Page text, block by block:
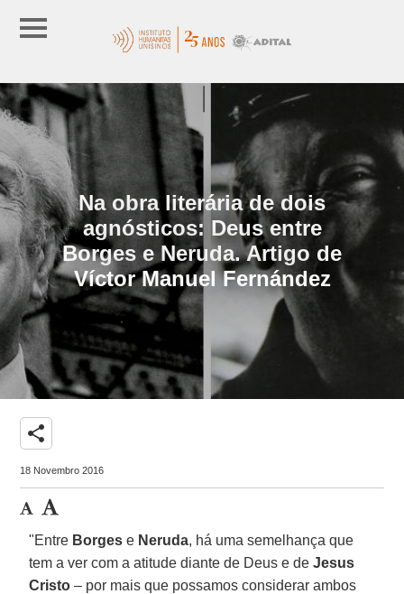
Na obra literária de dois
agnósticos: Deus entre
Borges e Neruda. Artigo de
Víctor Manuel Fernández
share
18 Novembro 2016
"Entre Borges e Neruda, há uma semelhança que
tem a ver com a atitude diante de Deus e deJesus
Cristo – por mais que possamos considerar ambos